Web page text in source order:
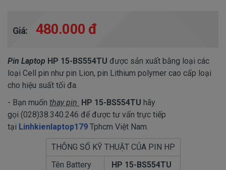
Giá: 480.000 đ
Pin Laptop HP 15-BS554TU được sản xuất bằng loại các
loại Cell pin như pin Lion, pin Lithium polymer cao cấp loại
cho hiệu suất tối đa.
- Bạn muốn thay pin HP 15-BS554TU ​ hãy
gọi (028)38.340.246 để được tư vấn trực tiếp
tại Linhkienlaptop179 Tphcm Việt Nam.
THÔNG SỐ KỸ THUẬT CỦA PIN HP
Tên Battery
HP 15-BS554TU